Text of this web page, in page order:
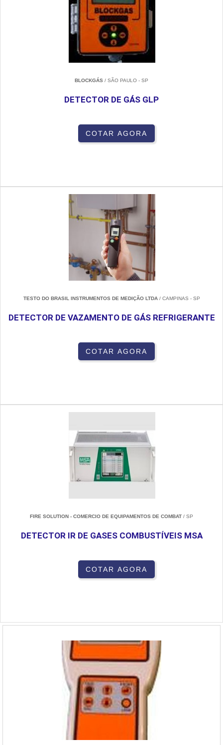
BLOCKGÁS / SÃO PAULO - SP
DETECTOR DE GÁS GLP
COTAR AGORA
TESTO DO BRASIL INSTRUMENTOS DE MEDIÇÃO LTDA/ CAMPINAS - SP
DETECTOR DE VAZAMENTO DE GÁS REFRIGERANTE
COTAR AGORA
FIRE SOLUTION - COMERCIO DE EQUIPAMENTOS DE COMBAT / SP
DETECTOR IR DE GASES COMBUSTÍVEIS MSA
COTAR AGORA